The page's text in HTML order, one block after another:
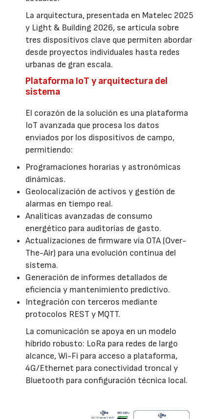
La arquitectura, presentada en Matelec 2025
y Light & Building 2026, se articula sobre
tres dispositivos clave que permiten abordar
desde proyectos individuales hasta redes
urbanas de gran escala.
Plataforma IoT y arquitectura del
sistema
El corazón de la solución es una plataforma
IoT avanzada que procesa los datos
enviados por los dispositivos de campo,
permitiendo:
Programaciones horarias y astronómicas
dinámicas.
Geolocalización de activos y gestión de
alarmas en tiempo real.
Analíticas avanzadas de consumo
energético para auditorías de gasto.
Actualizaciones de firmware vía OTA (Over-
The-Air) para una evolución continua del
sistema.
Generación de informes detallados de
eficiencia y mantenimiento predictivo.
Integración con terceros mediante
protocolos REST y MQTT.
La comunicación se apoya en un modelo
híbrido robusto: LoRa para redes de largo
alcance, Wi-Fi para acceso a plataforma,
4G/Ethernet para conectividad troncal y
Bluetooth para configuración técnica local.